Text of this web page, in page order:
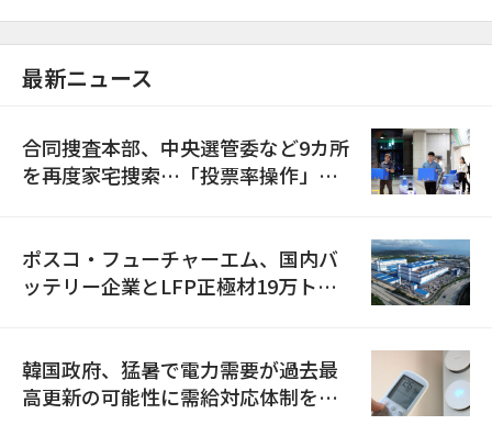
最新ニュース
合同捜査本部、中央選管委など9カ所
を再度家宅捜索…「投票率操作」の
ポスコ・フューチャーエム、国内バ
ッテリー企業とLFP正極材19万トン
韓国政府、猛暑で電力需要が過去最
高更新の可能性に需給対応体制を点